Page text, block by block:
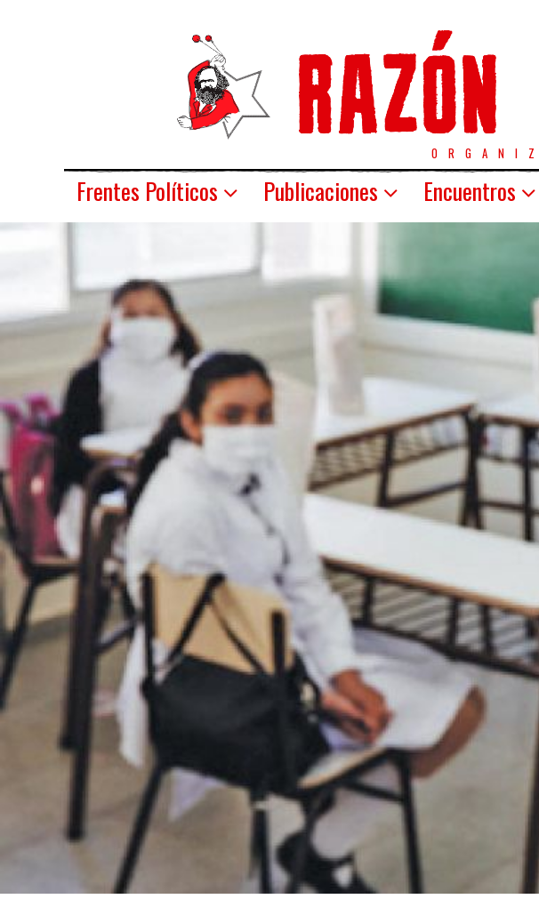
Frentes Políticos Publicaciones Encuentros